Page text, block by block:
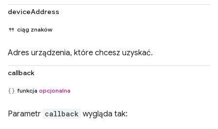
deviceAddress
ciąg znaków
Adres urządzenia, które chcesz uzyskać.
callback
funkcja opcjonalna
Parametr callback wygląda tak: